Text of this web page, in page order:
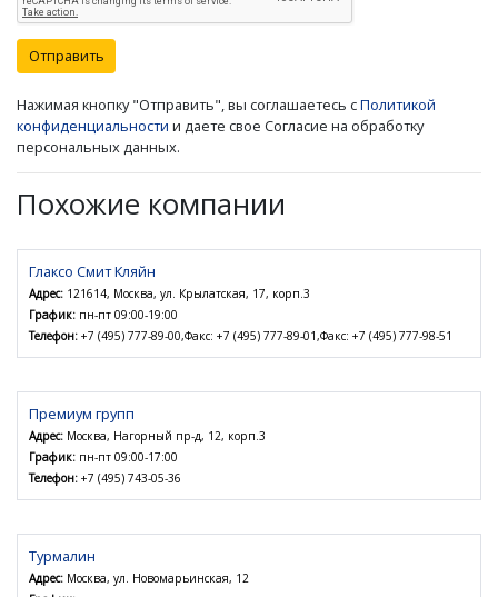
Отправить
Нажимая кнопку "Отправить", вы соглашаетесь сПолитикой
конфиденциальности и даете свое Согласие на обработку
персональных данных.
Похожие компании
Глаксо Смит Кляйн
Адрес: 121614, Москва, ул. Крылатская, 17, корп.3
График: пн-пт 09:00-19:00
Телефон: +7 (495) 777-89-00,Факс: +7 (495) 777-89-01,Факс: +7 (495) 777-98-51
Премиум групп
Адрес: Москва, Нагорный пр-д, 12, корп.3
График: пн-пт 09:00-17:00
Телефон: +7 (495) 743-05-36
Турмалин
Адрес: Москва, ул. Новомарьинская, 12